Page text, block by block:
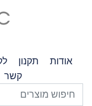
אודות תקנון
קשר